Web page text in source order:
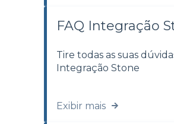
FAQ Integração
Tire todas as suas
Integração Stone
Exibir mais